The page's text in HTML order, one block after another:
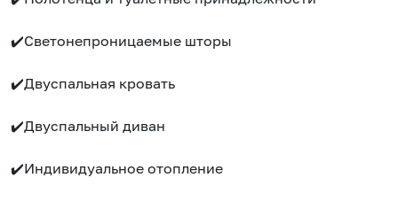
✔️Светонепроницаемые шторы
✔️Двуспальная кровать
✔️Двуспальный диван
✔️Индивидуальное отопление